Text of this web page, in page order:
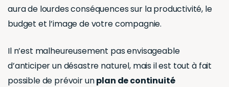
aura de lourdes conséquences sur la productivité, le
budget et l’image de votre compagnie.
Il n’est malheureusement pas envisageable
d’anticiper un désastre naturel, mais il est tout à fait
possible de prévoir unplan de continuité